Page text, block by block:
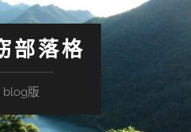
部落格
blog版